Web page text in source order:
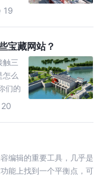
包
19
宝藏网站？
触三
怎么
们的
？
20
编辑的重要工具，几乎是
能上找到一个平衡点，可